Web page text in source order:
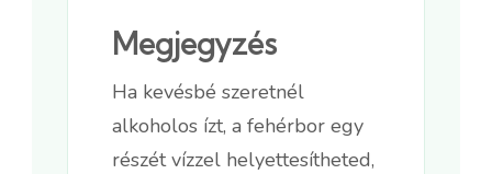
Megjegyzés
Ha kevésbé szeretnél
alkoholos ízt, a fehérbor egy
részét vízzel helyettesítheted,